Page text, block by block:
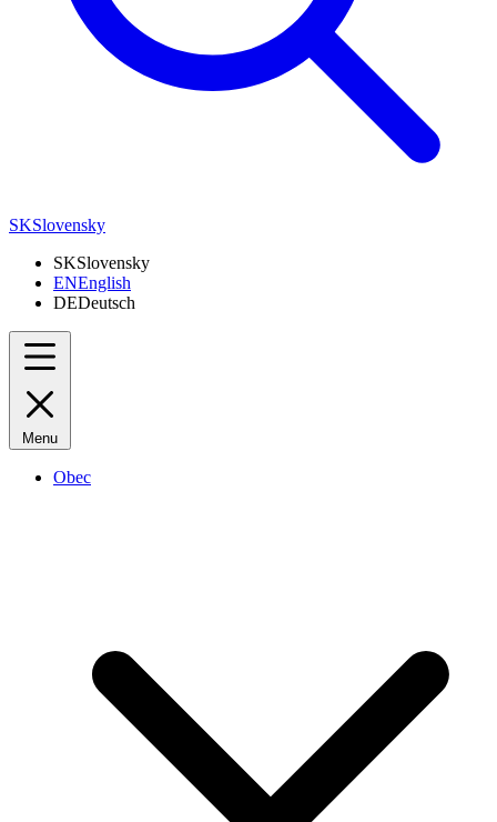
SKSlovensky
SKSlovensky
ENEnglish
DEDeutsch
Menu
Obec